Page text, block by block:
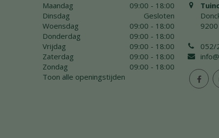
Maandag
09:00 - 18:00
Dinsdag
Gesloten
Woensdag
09:00 - 18:00
Donderdag
09:00 - 18:00
Vrijdag
09:00 - 18:00
Zaterdag
09:00 - 18:00
Zondag
09:00 - 18:00
Toon alle openingstijden
052/